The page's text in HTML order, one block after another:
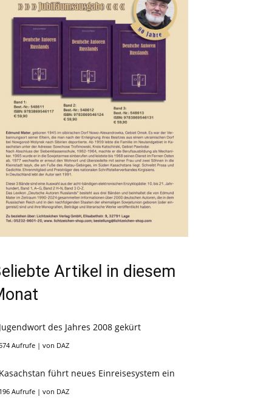
Artikel in diesem
des Jahres 2008 gekürt
Aufrufe | von DAZ
führt neues Einreisesystem ein
Aufrufe | von DAZ